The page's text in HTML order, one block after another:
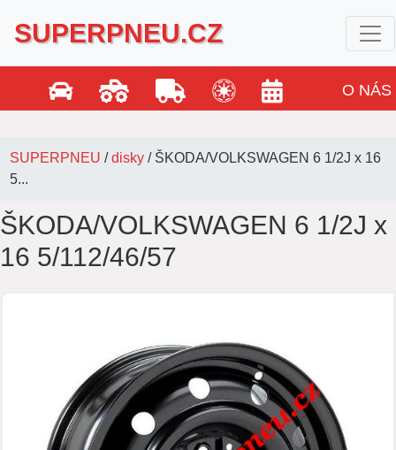
SUPERPNEU.CZ
O NÁS
SUPERPNEU /disky / ŠKODA/VOLKSWAGEN 6 1/2J x 16
5...
ŠKODA/VOLKSWAGEN 6 1/2J x
16 5/112/46/57